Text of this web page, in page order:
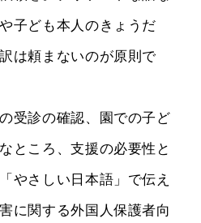
子ども本人のきょうだ
は頼まないのが原則で
受診の確認、園での子ど
ところ、支援の必要性と
やさしい日本語」で伝え
に関する外国人保護者向